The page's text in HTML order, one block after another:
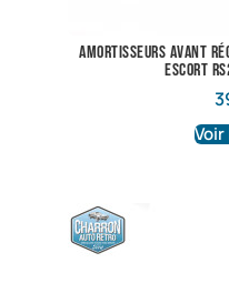
Amortisseurs avant
Escort